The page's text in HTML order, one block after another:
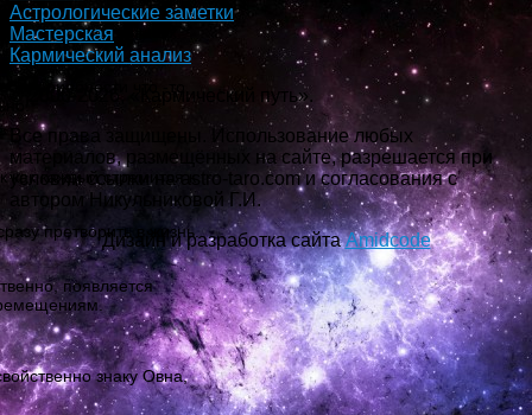
гармоничных
приобрести что -то
каждый стремится к
претворить в жизнь.
появляется
знаку Овна,
Астрологические заметки
Мастерская
Кармический анализ
© 2000-2026, «Кармический путь».
Все права защищены. Использование любых
материалов, размещённых на сайте, разрешается при
условии ссылки на astro-taro.com и согласования с
автором Никульниковой Г.И.
Дизайн и разработка сайтаAmidcode